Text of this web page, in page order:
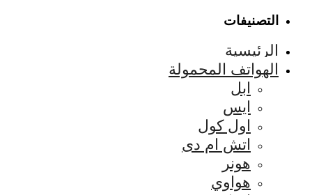
التصنيفات
الرئيسية
الهواتف المحمولة
ابل
ايس
اول كول
اتش ام دى
هونر
هواوي